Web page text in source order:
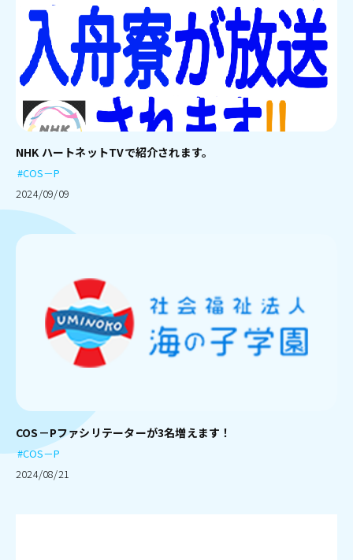
NHK ハートネットTVで紹介されます。
#COS－P
2024/09/09
COS－Pファシリテーターが3名増えます！
#COS－P
2024/08/21